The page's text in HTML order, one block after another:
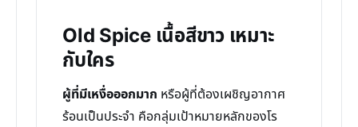
Old Spice เนื้อสีขาว เหมาะ
กับใคร
ผู้ที่มีเหงื่อออกมาก หรือผู้ที่ต้องเผชิญอากาศ
ร้อนเป็นประจำ คือกลุ่มเป้าหมายหลักของโร